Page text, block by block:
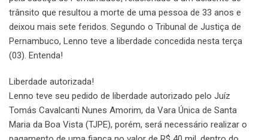
trânsito que resultou a morte de uma pessoa de 33 anos e
deixou mais sete feridos. Segundo o Tribunal de Justiça de
Pernambuco, Lenno teve a liberdade concedida nesta terça
(03). Entenda!
Liberdade autorizada!
Lenno teve seu pedido de liberdade autorizado pelo Juíz
Tomás Cavalcanti Nunes Amorim, da Vara Única de Santa
Maria da Boa Vista (TJPE), porém, será necessário realizar o